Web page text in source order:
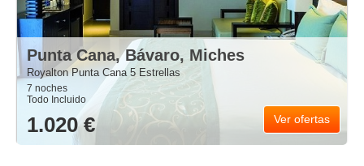
Punta Cana, Bávaro, Miches
Royalton Punta Cana 5 Estrellas
7 noches
Todo Incluido
1.020 € Ver ofertas